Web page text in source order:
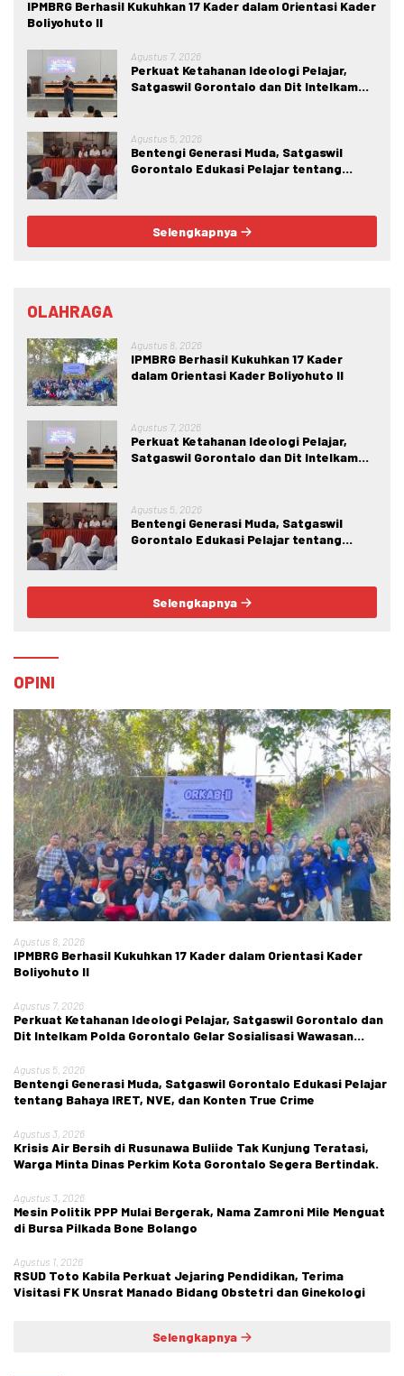
IPMBRG Berhasil Kukuhkan 17 Kader dalam Orientasi Kader
Boliyohuto II
Agustus 7, 2026
Perkuat Ketahanan Ideologi Pelajar,
Satgaswil Gorontalo dan Dit Intelkam
Kabila
Agustus 5, 2026
Bentengi Generasi Muda, Satgaswil
Gorontalo Edukasi Pelajar tentang
Selengkapnya
OLAHRAGA
Agustus 8, 2026
IPMBRG Berhasil Kukuhkan 17 Kader
dalam Orientasi Kader Boliyohuto II
Agustus 7, 2026
Perkuat Ketahanan Ideologi Pelajar,
Satgaswil Gorontalo dan Dit Intelkam
Kabila
Agustus 5, 2026
Bentengi Generasi Muda, Satgaswil
Gorontalo Edukasi Pelajar tentang
Selengkapnya
OPINI
Agustus 8, 2026
IPMBRG Berhasil Kukuhkan 17 Kader dalam Orientasi Kader
Boliyohuto II
Agustus 7, 2026
Perkuat Ketahanan Ideologi Pelajar, Satgaswil Gorontalo dan
Dit Intelkam Polda Gorontalo Gelar Sosialisasi Wawasan
Agustus 5, 2026
Bentengi Generasi Muda, Satgaswil Gorontalo Edukasi Pelajar
tentang Bahaya IRET, NVE, dan Konten True Crime
Agustus 3, 2026
Krisis Air Bersih di Rusunawa Buliide Tak Kunjung Teratasi,
Warga Minta Dinas Perkim Kota Gorontalo Segera Bertindak.
Agustus 3, 2026
Mesin Politik PPP Mulai Bergerak, Nama Zamroni Mile Menguat
di Bursa Pilkada Bone Bolango
Agustus 1, 2026
RSUD Toto Kabila Perkuat Jejaring Pendidikan, Terima
Visitasi FK Unsrat Manado Bidang Obstetri dan Ginekologi
Selengkapnya